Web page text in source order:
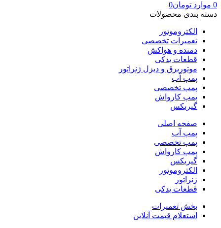
0 موارد تومان0
دسته بندی محصولات
الکتروموتور
تعمیرات تخصصی
دمنده و هواکش
قطعات یدکی
موتوربرق و دیزل ژنراتور
پمپ آب
پمپ تخصصی
پمپ کارواش
گیربکس
صفحه اصلی
پمپ آب
پمپ تخصصی
پمپ کارواش
گیربکس
الکتروموتور
ژنراتور
قطعات یدکی
بخش تعمیرات
استعلام قیمت آنلاین